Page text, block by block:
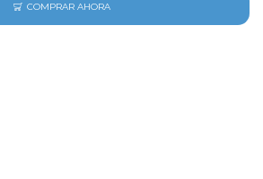
COMPRAR AHORA